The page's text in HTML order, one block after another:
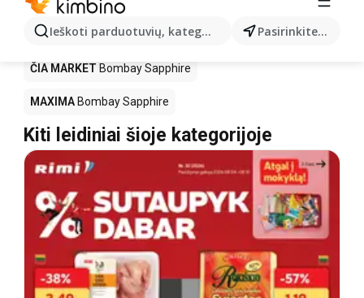
Ieškoti parduotuvių, kategorijų, produktų... Pasirinkite miestą
Akcija Bombay Sapphire – kur
nusipirkti?
ČIA MARKET Bombay Sapphire
MAXIMA Bombay Sapphire
Kiti leidiniai šioje kategorijoje